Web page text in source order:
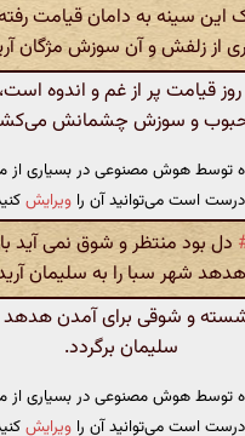
این سینه به دامان قیامت
از زلفش و آن سوزش مژگان
قیامت پر از غم و اندوه
و سوزش چشمانش
توسط هوش مصنوعی در بسیاری از
است می‌توانید آن را ویرایش
دل بود منتظر و شوق نمی آید
هدهد شهر سبا را به سلیمان
و شوقی برای آمدن
سلیمان برگردد.
توسط هوش مصنوعی در بسیاری از
است می‌توانید آن را ویرایش